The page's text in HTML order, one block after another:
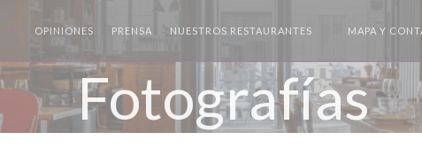
OPINIONES PRENSA NUESTROS RESTAURANTES MAPA Y
Fotografías